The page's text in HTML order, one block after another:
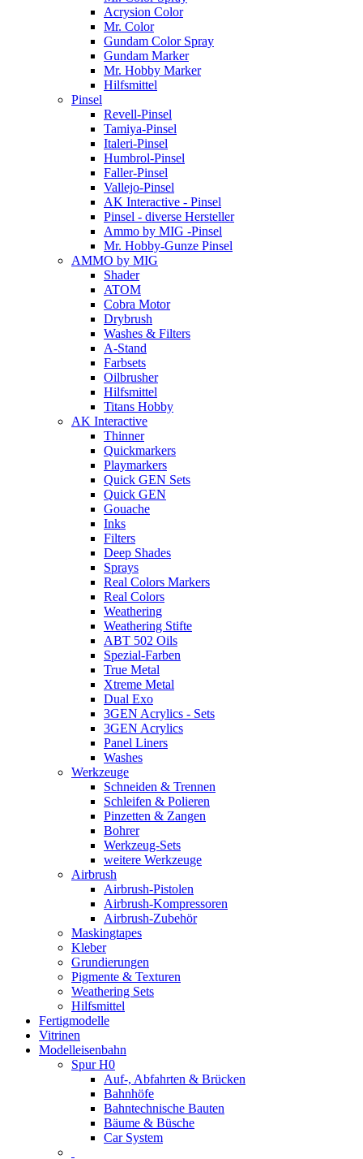
Acrysion Color
Mr. Color
Gundam Color Spray
Gundam Marker
Mr. Hobby Marker
Hilfsmittel
Pinsel
Revell-Pinsel
Tamiya-Pinsel
Italeri-Pinsel
Humbrol-Pinsel
Faller-Pinsel
Vallejo-Pinsel
AK Interactive - Pinsel
Pinsel - diverse Hersteller
Ammo by MIG -Pinsel
Mr. Hobby-Gunze Pinsel
AMMO by MIG
Shader
ATOM
Cobra Motor
Drybrush
Washes & Filters
A-Stand
Farbsets
Oilbrusher
Hilfsmittel
Titans Hobby
AK Interactive
Thinner
Quickmarkers
Playmarkers
Quick GEN Sets
Quick GEN
Gouache
Inks
Filters
Deep Shades
Sprays
Real Colors Markers
Real Colors
Weathering
Weathering Stifte
ABT 502 Oils
Spezial-Farben
True Metal
Xtreme Metal
Dual Exo
3GEN Acrylics - Sets
3GEN Acrylics
Panel Liners
Washes
Werkzeuge
Schneiden & Trennen
Schleifen & Polieren
Pinzetten & Zangen
Bohrer
Werkzeug-Sets
weitere Werkzeuge
Airbrush
Airbrush-Pistolen
Airbrush-Kompressoren
Airbrush-Zubehör
Maskingtapes
Kleber
Grundierungen
Pigmente & Texturen
Weathering Sets
Hilfsmittel
Fertigmodelle
Vitrinen
Modelleisenbahn
Spur H0
Auf-, Abfahrten & Brücken
Bahnhöfe
Bahntechnische Bauten
Bäume & Büsche
Car System